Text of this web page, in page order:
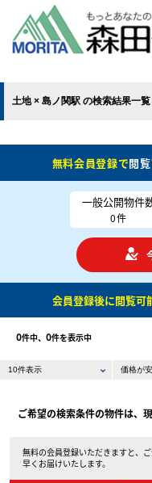
土地 × 島ノ関駅 の検索結果一覧
無料会員登録で閲
一般公開物件
0件
会員登録後に閲覧可
0件中、 0件を表示中
ご希望の検索条件の物件は、
無料の会員登録いただきますと、
早くお届けいたします。